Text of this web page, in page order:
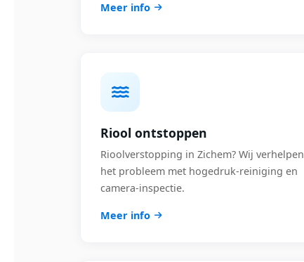
Meer info
Riool ontstoppen
Rioolverstopping in Zichem? Wij verhelpen
het probleem met hogedruk-reiniging en
camera-inspectie.
Meer info